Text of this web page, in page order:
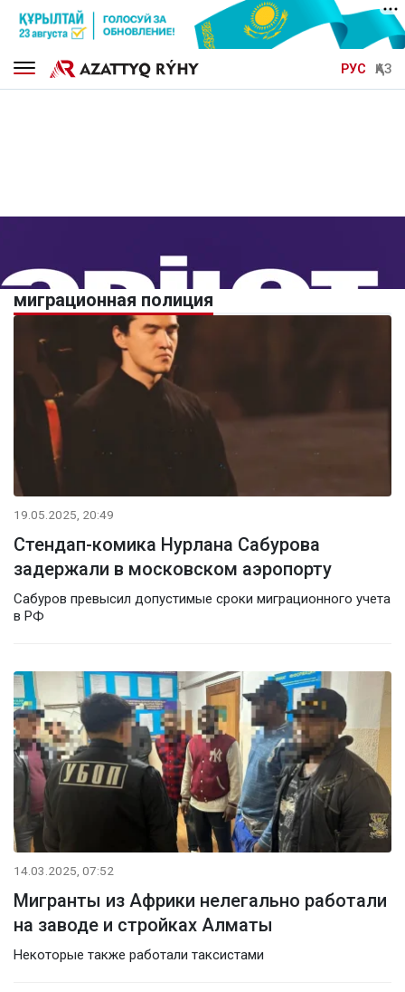
РУС ҚАЗ
миграционная полиция
19.05.2025, 20:49
Стендап-комика Нурлана Сабурова
задержали в московском аэропорту
Сабуров превысил допустимые сроки миграционного учета
в РФ
14.03.2025, 07:52
Мигранты из Африки нелегально работали
на заводе и стройках Алматы
Некоторые также работали таксистами